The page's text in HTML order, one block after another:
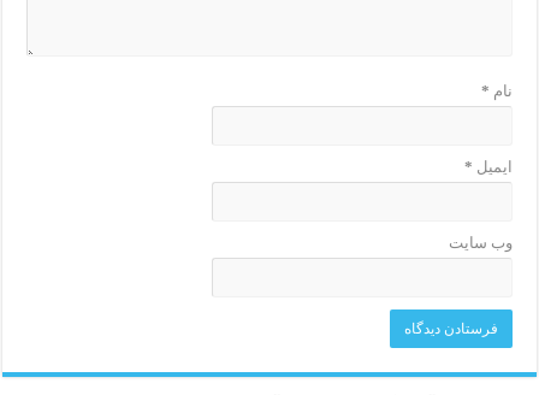
نام *
ایمیل *
وب‌ سایت